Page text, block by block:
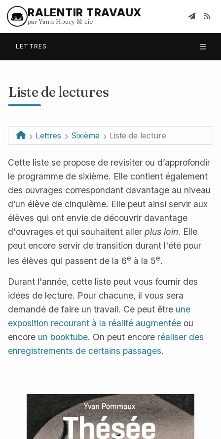
RALENTIR TRAVAUX
par Yann Houry & cie
LETTRES
Liste de lectures
Lettres Sixième Liste de lecture
Cette liste se propose de revisiter ou d’approfondir
le programme de sixième. Elle contient également
des ouvrages correspondant davantage au niveau
d’un élève de cinquième. Elle peut ainsi servir aux
élèves qui ont envie de découvrir davantage
d'ouvrages et qui souhaitent aller plus loin. Elle
peut encore servir de transition durant l'été pour
les élèves qui passent de la 6e à la 5e.
Durant l'année, cette liste peut vous fournir des
idées de lecture. Pour chacune, il vous sera
demandé de faire un travail. Ce peut être une
exposition recourant à la réalité augmentée ou
encore un booktube. On peut encore réaliser des
enregistrements de certains passages.